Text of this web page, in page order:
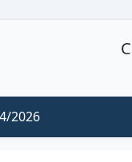
2026